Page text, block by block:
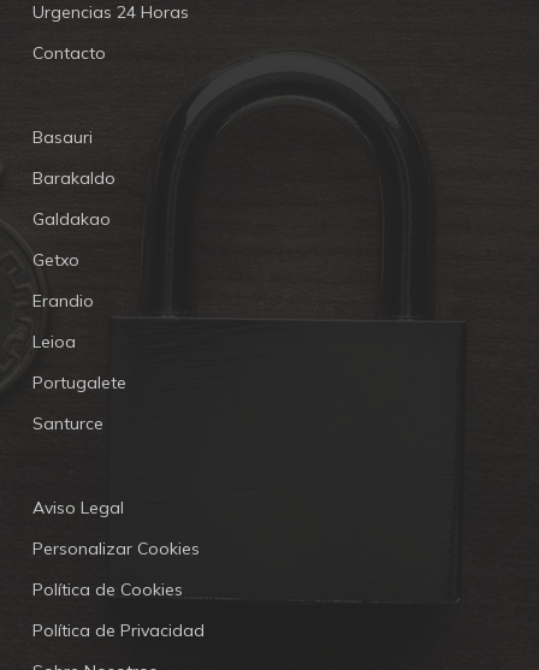
Urgencias 24 Horas
Contacto
Basauri
Barakaldo
Galdakao
Getxo
Erandio
Leioa
Portugalete
Santurce
Aviso Legal
Personalizar Cookies
Política de Cookies
Política de Privacidad